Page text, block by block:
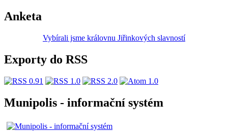
Anketa
Vybírali jsme královnu Jiřinkových slavností
Exporty do RSS
Munipolis - informační systém